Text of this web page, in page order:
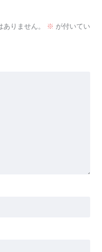
りません。 ※ が付いてい